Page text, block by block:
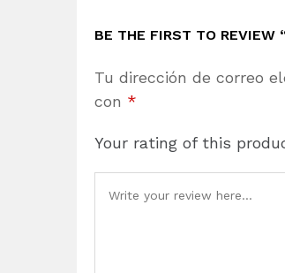
BE THE FIRST TO REVIEW
Tu dirección de correo
con *
Your rating of this